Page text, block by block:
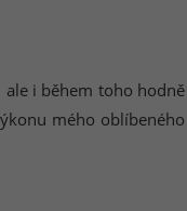
ale i během toho hodně
mého oblíbeného